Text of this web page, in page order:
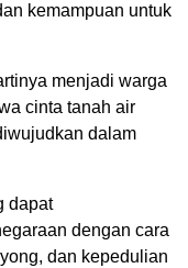
kemampuan untuk
menjadi warga
cinta tanah air
dalam
dapat
dengan cara
dan kepedulian